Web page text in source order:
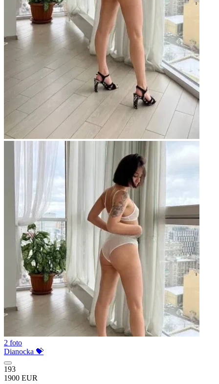
2 foto
Dianocka 💝
193
1900 EUR